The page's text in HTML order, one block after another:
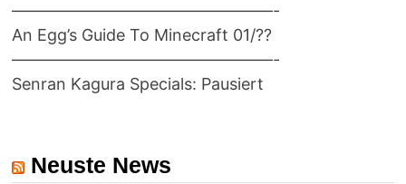
————————————————-
An Egg’s Guide To Minecraft 01/??
————————————————-
Senran Kagura Specials: Pausiert
Neuste News